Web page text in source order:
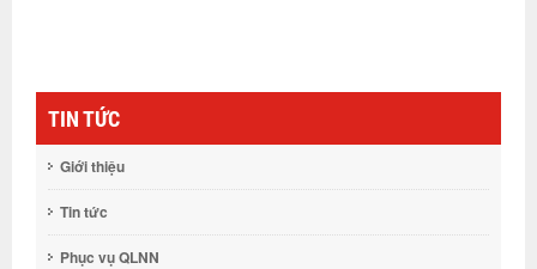
TIN TỨC
Giới thiệu
Tin tức
Phục vụ QLNN